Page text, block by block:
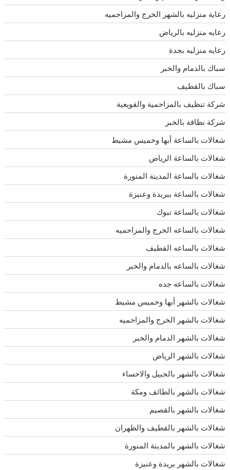
رعاية منزليه بالشهر الخرج والمزاحميه
رعايه منزليه بالرياض
رعايه منزليه بجدة
سباك بالدمام والخبر
سباك بالقطيف
شركة تنظيف بالمزاحمية والقويعية
شركة نظافة بالخبر
شغالات بالساعة أبها وخميس مشيط
شغالات بالساعة الرياض
شغالات بالساعة المدينة المنورة
شغالات بالساعة ببريدة وعنيزة
شغالات بالساعة تبوك
شغالات بالساعه الخرج والمزاحميه
شغالات بالساعه القطيف
شغالات بالساعه بالدمام والخبر
شغالات بالساعه جده
شغالات بالشهر أبها وخميس مشيط
شغالات بالشهر الخرج والمزاحميه
شغالات بالشهر الدمام والخبر
شغالات بالشهر الرياض
شغالات بالشهر بالجبيل والاحساء
شغالات بالشهر بالطائف ومكة
شغالات بالشهر بالقصيم
شغالات بالشهر بالقطيف والظهران
شغالات بالشهر بالمدينة المنورة
شغالات بالشهر بريدة وعنيزة